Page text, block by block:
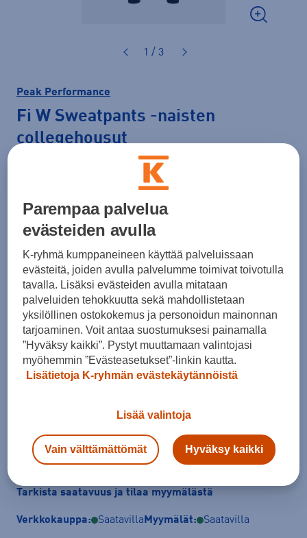
1 / 3
Peak Performance
Fi W Sweatpants -naisten
collegehousut
Normaalihinta: 120,00 €
30pv alin hinta: 89,99 €
Väri Musta
Koko
XS S
Kokotaulukko
Tarkista saatavuus ja tilaa myymälästä
Verkkokauppa: Saatavilla Myymälät: Saatavilla
Parempaa palvelua
evästeiden avulla
K-ryhmä kumppaneineen käyttää palveluissaan
evästeitä, joiden avulla palvelumme toimivat toivotulla
tavalla. Lisäksi evästeiden avulla mitataan
palveluiden tehokkuutta sekä mahdollistetaan
yksilöllinen ostokokemus ja personoidun mainonnan
tarjoaminen. Voit antaa suostumuksesi painamalla
”Hyväksy kaikki”. Pystyt muuttamaan valintojasi
myöhemmin ”Evästeasetukset”-linkin kautta.
Lisätietoja K-ryhmän evästekäytännöistä
Lisää valintoja
Vain välttämättömät Hyväksy kaikki